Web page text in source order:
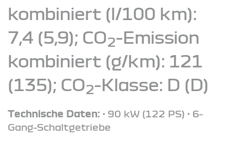
kombiniert (l/100 km):
7,4 (5,9); CO2-Emission
kombiniert (g/km): 121
(135); CO2-Klasse: D (D)
Technische Daten: • 90 kW (122 PS) • 6-
Gang-Schaltgetriebe